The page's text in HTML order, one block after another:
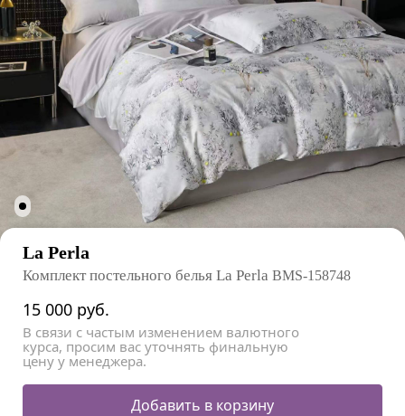
La Perla
Комплект постельного белья La Perla BMS-158748
15 000 руб.
В связи с частым изменением валютного
курса, просим вас уточнять финальную
цену у менеджера.
Добавить в корзину